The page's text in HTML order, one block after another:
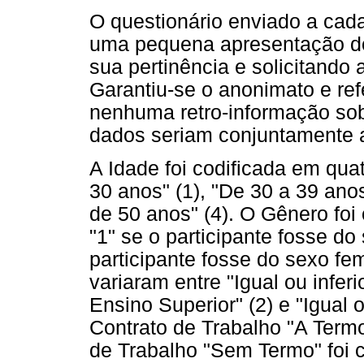
O questionário enviado a
uma pequena apresentação
sua pertinência e solicitando
Garantiu-se o anonimato e
nenhuma retro-informação
dados seriam conjuntamente
A Idade foi codificada em
30 anos" (1), "De 30 a 39
de 50 anos" (4). O Gênero
"1" se o participante fosse
participante fosse do sexo
variaram entre "Igual ou
Ensino Superior" (2) e "Igual
Contrato de Trabalho "A
de Trabalho "Sem Termo" foi